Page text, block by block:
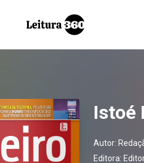
Istoé
Autor:
Editora: